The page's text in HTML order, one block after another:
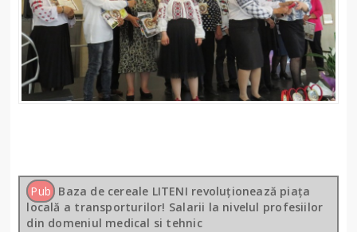
Pub Baza de cereale LITENI revoluționează piața
locală a transporturilor! Salarii la nivelul profesiilor
din domeniul medical si tehnic